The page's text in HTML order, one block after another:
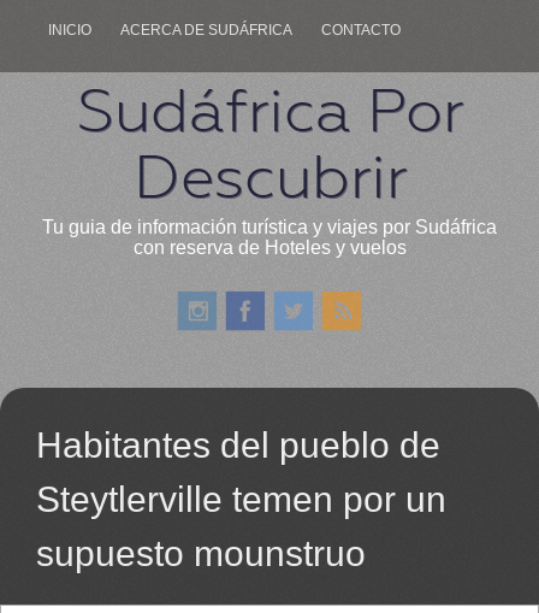
INICIO ACERCA DE SUDÁFRICA CONTACTO
Sudáfrica Por
Descubrir
Tu guia de información turística y viajes por Sudáfrica
con reserva de Hoteles y vuelos
Habitantes del pueblo de
Steytlerville temen por un
supuesto mounstruo